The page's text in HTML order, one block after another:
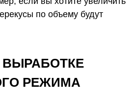
по объему будут
РЕЖИМА